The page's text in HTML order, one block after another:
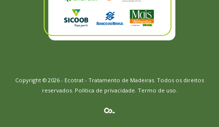
Copyright © 2026 - Ecotrat - Tratamento de Madeiras. Todos os direitos
reservados. Política de privacidade. Termo de uso.